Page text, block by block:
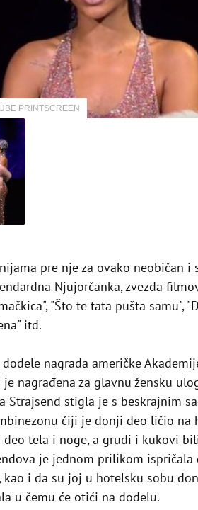
PRINTSCREEN
pre nje za ovako neobičan
Njujorčanka, zvezda
"Što te tata pušta samu",
itd.
nagrada američke
nagrađena za glavnu žensku
Strajsend stigla je s beskrajnim
čiji je donji deo ličio na
tela i noge, a grudi i kukovi
je jednom prilikom
kao i da su joj u hotelsku sobu
u čemu će otići na dodelu.